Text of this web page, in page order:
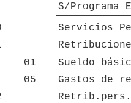
S/
Servicios
01
Sueldo
05
Gastos de